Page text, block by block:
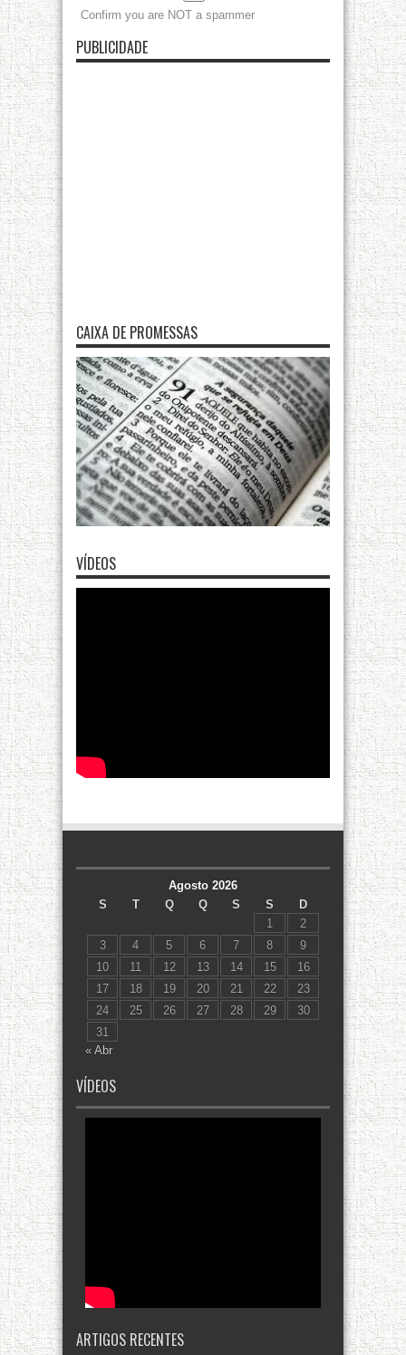
Confirm you are NOT a spammer
PUBLICIDADE
CAIXA DE PROMESSAS
VÍDEOS
Agosto 2026
S
T Q Q S S
D
1
2
3
4 5 6 7 8
9
10
11 12 13 14 15
16
17
18 19 20 21 22
23
24
25 26 27 28 29
30
31
« Abr
VÍDEOS
ARTIGOS RECENTES